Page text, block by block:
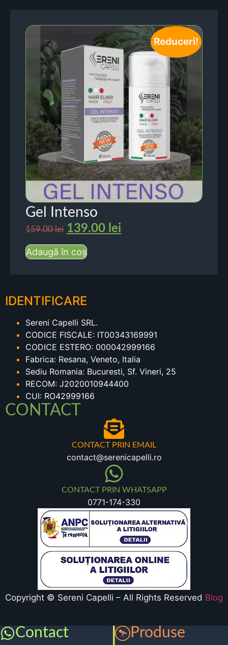
Reduceri!
Gel Intenso
159.00lei 139.00 lei
Adaugă în coș
IDENTIFICARE
Sereni Capelli SRL.
CODICE FISCALE: IT00343169991
CODICE ESTERO: 000042999166
Fabrica: Resana, Veneto, Italia
Sediu Romania: Bucuresti, Sf. Vineri, 25
RECOM: J2020010944400
CUI: RO42999166
CONTACT
CONTACT PRIN EMAIL
contact@serenicapelli.ro
CONTACT PRIN WHATSAPP
0771-174-330
Copyright © Sereni Capelli – All Rights Reserved Blog
Contact Produse